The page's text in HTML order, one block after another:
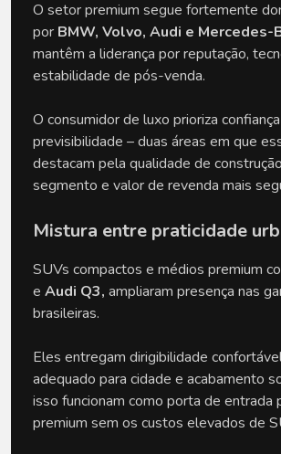
O setor premium segue fortemente
por BMW, Volvo, Audi e Mercedes-
mantêm a liderança por reputação,
estabilidade de pós-venda.
O consumidor de luxo prioriza
previsibilidade – duas áreas em que
destacam pela qualidade de
segmento e valor de revenda mais
Mistura entre praticidade
SUVs compactos e médios premium
e Audi Q3, ampliaram presença nas
brasileiras.
Eles entregam dirigibilidade
adequado para cidade e acabamento
isso funcionam como porta de entrada
premium sem os custos elevados de